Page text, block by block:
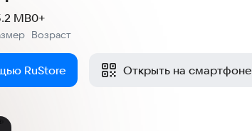
MB
Возраст
0+
RuStore Открыть на смартфоне